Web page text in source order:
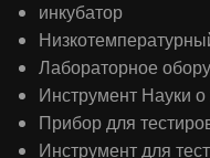
инкубатор
Лабораторное
Инструмент Науки
Прибор для
Инструмент для